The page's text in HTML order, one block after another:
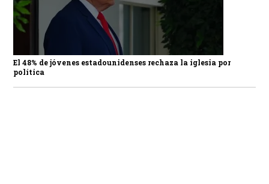
El 48% de jóvenes estadounidenses rechaza la iglesia por
política